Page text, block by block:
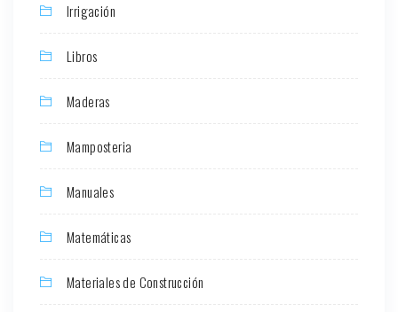
Irrigación
Libros
Maderas
Mamposteria
Manuales
Matemáticas
Materiales de Construcción